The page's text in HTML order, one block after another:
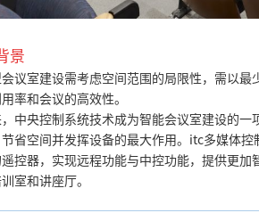
景
议室建设需考虑空间范围的局限性，需以
率和会议的高效性。
中央控制系统技术成为智能会议室建设的
省空间并发挥设备的最大作用。itc多媒体
控器，实现远程功能与中控功能，提供更
室和讲座厅。